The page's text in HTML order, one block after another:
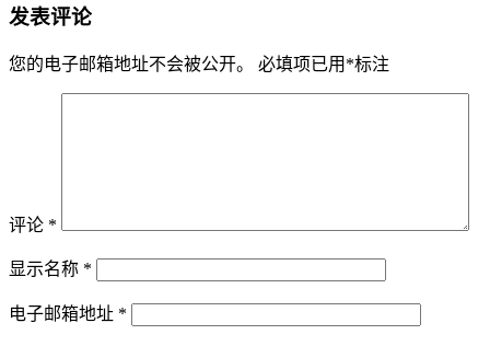
发表评论
您的电子邮箱地址不会被公开。 必填项已用 *标注
评论 *
显示名称 *
电子邮箱地址 *